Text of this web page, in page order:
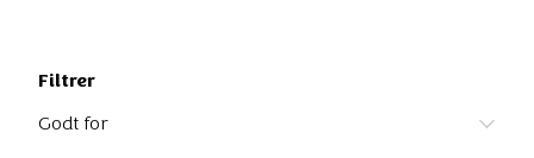
Filtrer
Godt for